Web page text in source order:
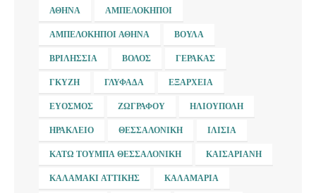
ΑΘΉΝΑ ΑΜΠΕΛΌΚΗΠΟΙ
ΑΜΠΕΛΌΚΗΠΟΙ ΑΘΉΝΑ ΒΟΎΛΑ
ΒΡΙΛΉΣΣΙΑ ΒΌΛΟΣ ΓΈΡΑΚΑΣ
ΓΚΎΖΗ ΓΛΥΦΆΔΑ ΕΞΆΡΧΕΙΑ
ΕΎΟΣΜΟΣ ΖΩΓΡΆΦΟΥ ΗΛΙΟΎΠΟΛΗ
ΗΡΆΚΛΕΙΟ ΘΕΣΣΑΛΟΝΊΚΗ ΙΛΊΣΙΑ
ΚΆΤΩ ΤΟΎΜΠΑ ΘΕΣΣΑΛΟΝΊΚΗ ΚΑΙΣΑΡΙΑΝΉ
ΚΑΛΑΜΆΚΙ ΑΤΤΙΚΉΣ ΚΑΛΑΜΑΡΙΆ